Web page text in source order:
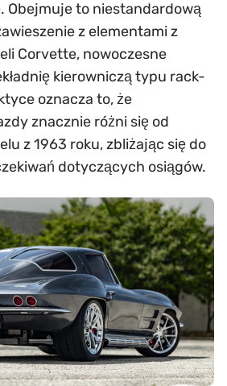
Obejmuje to niestandardową
z elementami z
Corvette, nowoczesne
kierowniczą typu rack-
oznacza to, że
znacznie różni się od
z 1963 roku, zbliżając się do
dotyczących osiągów.